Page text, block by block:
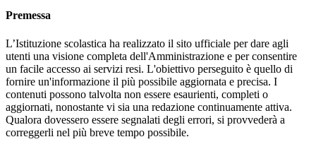
Premessa
L’Istituzione scolastica ha realizzato il sito ufficiale per dare agli
utenti una visione completa dell'Amministrazione e per consentire
un facile accesso ai servizi resi. L'obiettivo perseguito è quello di
fornire un'informazione il più possibile aggiornata e precisa. I
contenuti possono talvolta non essere esaurienti, completi o
aggiornati, nonostante vi sia una redazione continuamente attiva.
Qualora dovessero essere segnalati degli errori, si provvederà a
correggerli nel più breve tempo possibile.